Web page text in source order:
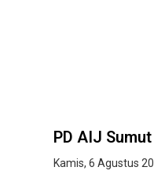
PD AIJ
Kamis, 6 Agustus